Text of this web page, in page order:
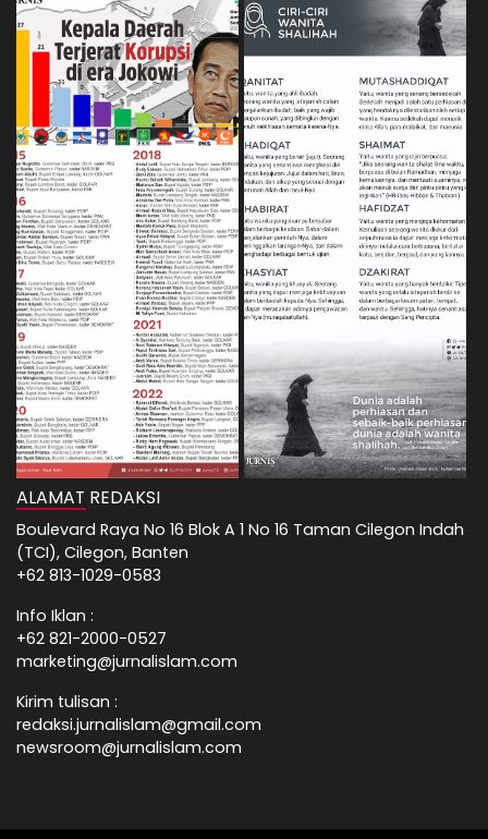
ALAMAT REDAKSI
Boulevard Raya No 16 Blok A 1 No 16 Taman Cilegon Indah
(TCI), Cilegon, Banten
+62 813-1029-0583
Info Iklan :
+62 821-2000-0527
marketing@jurnalislam.com
Kirim tulisan :
redaksi.jurnalislam@gmail.com
newsroom@jurnalislam.com